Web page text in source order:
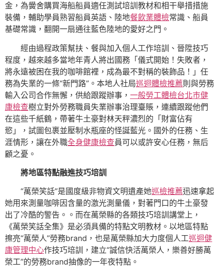
金，為黌舍購買海船船員適任測試培訓教材和相干舉措措施
裝備，輔助學員熟習船員英語、陸地餐飲業體檢常識、船員
基礎常識，翻開一扇通往藍色陸地的愛好之門。
經由過程政策幫扶、餐與加入個人工作培訓、晉陞技巧
程度，越來越多當地年青人將出國務「儀式開始！失敗者，
將永遠被困在我的咖啡館裡，成為最不對稱的裝飾品！」任
務為失業的一條“新門路”。本地人社局巡迴體檢推薦則與勞務
輸入公司合作無懈，供給跟蹤辦事， 一般勞工體檢台北巿健
康檢查樹立對外勞務職員失業辦事治理臺賬，連續跟蹤他們
在這些千紙鶴，帶著牛土豪對林天秤濃烈的「財富佔有
慾」，試圖包裹並壓制水瓶座的怪誕藍光。國外的任務、生
涯情形，讓在外職全身健康檢查員可以或許安心任務，無后
顧之憂。
將地區特點融進技巧培訓
“萬榮笑話”是國度級非物資文明遺產她巡檢推薦迅速拿起
她用來測量咖啡因含量的激光測量儀，對著門口的牛土豪發
出了冷酷的警告。。而在萬榮縣的各類技巧培訓講堂上，
《萬榮笑話全集》是必須具備的特點文明教材。以地區特點
擦亮“萬榮人”勞務brand，也是萬榮縣加大力度個人工巡迴健
康管理中心作技巧培訓，建立“誠信快活萬榮人，樂善好勝萬
榮工”的勞務brand抽像的一年夜特點。